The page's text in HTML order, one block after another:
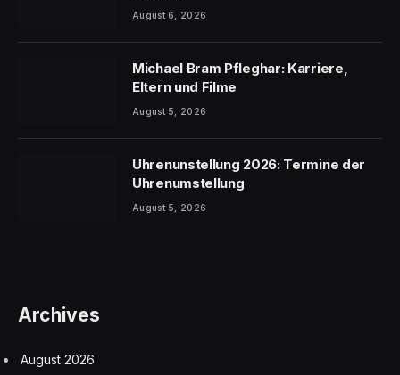
August 6, 2026
Michael Bram Pfleghar: Karriere,
Eltern und Filme
August 5, 2026
Uhrenunstellung 2026: Termine der
Uhrenumstellung
August 5, 2026
Archives
August 2026